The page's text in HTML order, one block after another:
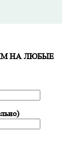
НА ЛЮБЫЕ